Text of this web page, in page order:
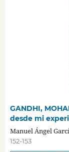
GANDHI,
desde mi
Manuel Ángel
152-153